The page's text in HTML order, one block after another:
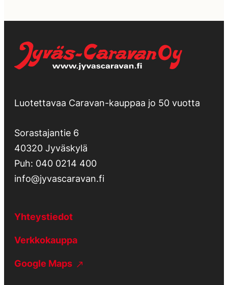
Luotettavaa Caravan-kauppaa jo 50 vuotta
Sorastajantie 6
40320 Jyväskylä
Puh: 040 0214 400
info@jyvascaravan.fi
Yhteystiedot
Verkkokauppa
Google Maps